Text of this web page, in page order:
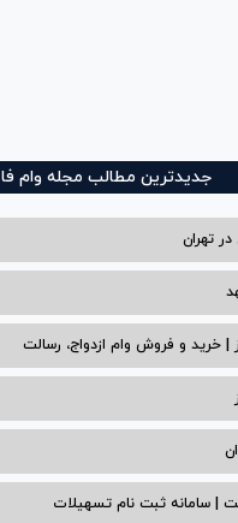
جدیدترین مطالب مجله وام فا
تهران
خرید و فروش وام ازدواج، رسالت
| سامانه ثبت نام تسهیلات